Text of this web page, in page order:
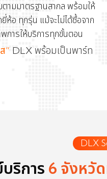
ามมาตรฐานสากล พร้อมให้
ห้อ ทุกรุ่น แม้จะไม่ได้ซื้อจาก
ารให้บริการทุกขั้นตอน
” DLX พร้อมเป็นพาร์ท
DLX
ริการ 6 จังหวั